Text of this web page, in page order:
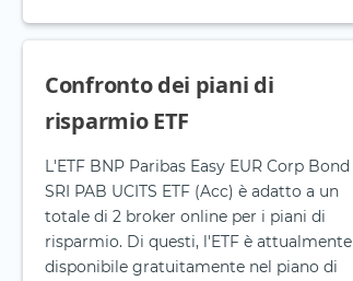
Confronto dei piani di
risparmio ETF
L'ETF BNP Paribas Easy EUR Corp Bond
SRI PAB UCITS ETF (Acc) è adatto a un
totale di 2 broker online per i piani di
risparmio. Di questi, l'ETF è attualmente
disponibile gratuitamente nel piano di